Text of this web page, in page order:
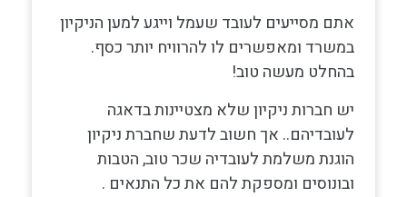
אתם מסייעים לעובד שעמל וייגע למען הניקיון
במשרד ומאפשרים לו להרוויח יותר כסף.
בהחלט מעשה טוב!
יש חברות ניקיון שלא מצטיינות בדאגה
לעובדיהם.. אך חשוב לדעת שחברת ניקיון
הוגנת משלמת לעובדיה שכר טוב, הטבות
ובונוסים ומספקת להם את כל התנאים .